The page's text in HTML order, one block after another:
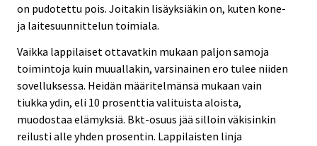
on pudotettu pois. Joitakin lisäyksiäkin on, kuten kone-
ja laitesuunnittelun toimiala.
Vaikka lappilaiset ottavatkin mukaan paljon samoja
toimintoja kuin muuallakin, varsinainen ero tulee niiden
sovelluksessa. Heidän määritelmänsä mukaan vain
tiukka ydin, eli 10 prosenttia valituista aloista,
muodostaa elämyksiä. Bkt-osuus jää silloin väkisinkin
reilusti alle yhden prosentin. Lappilaisten linja